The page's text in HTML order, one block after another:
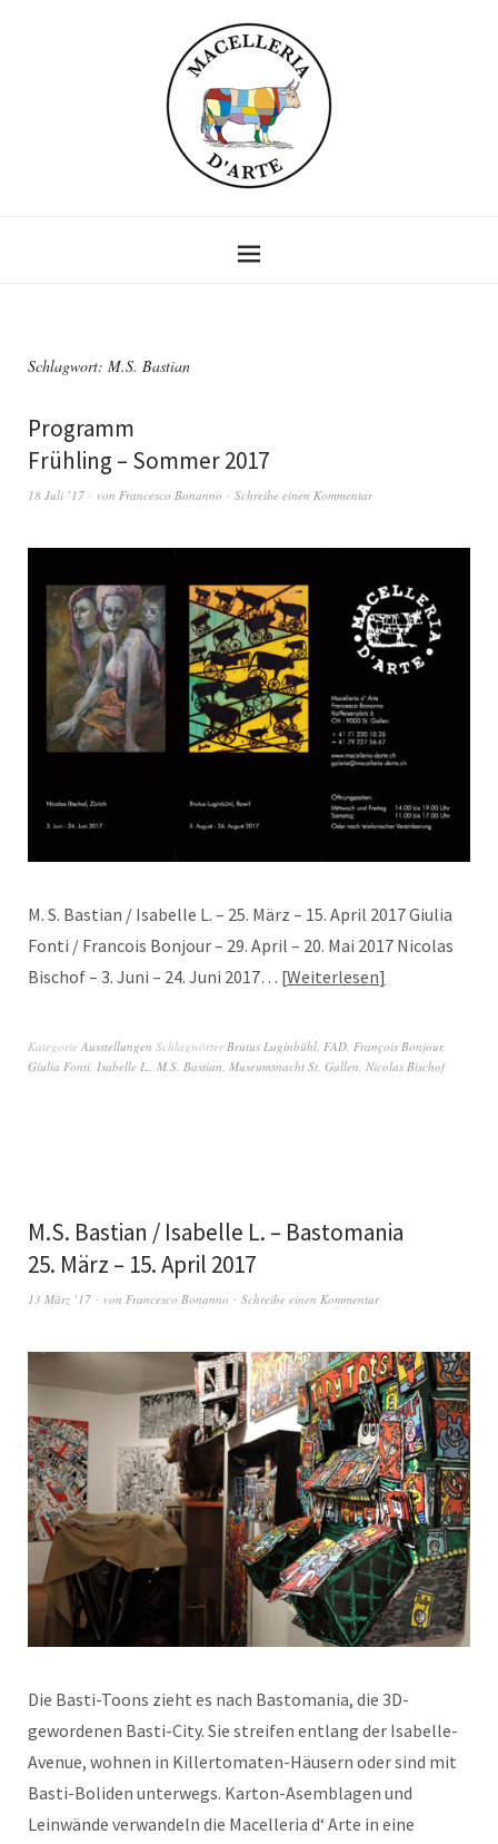
Schlagwort: M.S. Bastian
Programm
Frühling – Sommer 2017
18 Juli ’17 von Francesco Bonanno Schreibe einen Kommentar
M. S. Bastian / Isabelle L. – 25. März – 15. April 2017 Giulia
Fonti / Francois Bonjour – 29. April – 20. Mai 2017 Nicolas
Bischof – 3. Juni – 24. Juni 2017… Weiterlesen
Kategorie Ausstellungen Schlagwörter Brutus Luginbühl FAD François Bonjour,
Giulia Fonti Isabelle L. M.S. Bastian Museumsnacht St. Gallen Nicolas Bischof
M.S. Bastian / Isabelle L. – Bastomania
25. März – 15. April 2017
13 März ’17 von Francesco Bonanno Schreibe einen Kommentar
Die Basti-Toons zieht es nach Bastomania, die 3D-
gewordenen Basti-City. Sie streifen entlang der Isabelle-
Avenue, wohnen in Killertomaten-Häusern oder sind mit
Basti-Boliden unterwegs. Karton-Asemblagen und
Leinwände verwandeln die Macelleria d‘ Arte in eine